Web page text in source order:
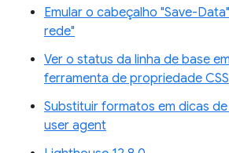
Emular o cabeçalho "Save-
rede"
Ver o status da linha de base
ferramenta de propriedade CSS
Substituir formatos em dicas
user agent